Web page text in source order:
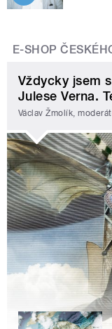
E-SHOP
Vždycky jsem
Julese Verna.
Václav Žmolík,